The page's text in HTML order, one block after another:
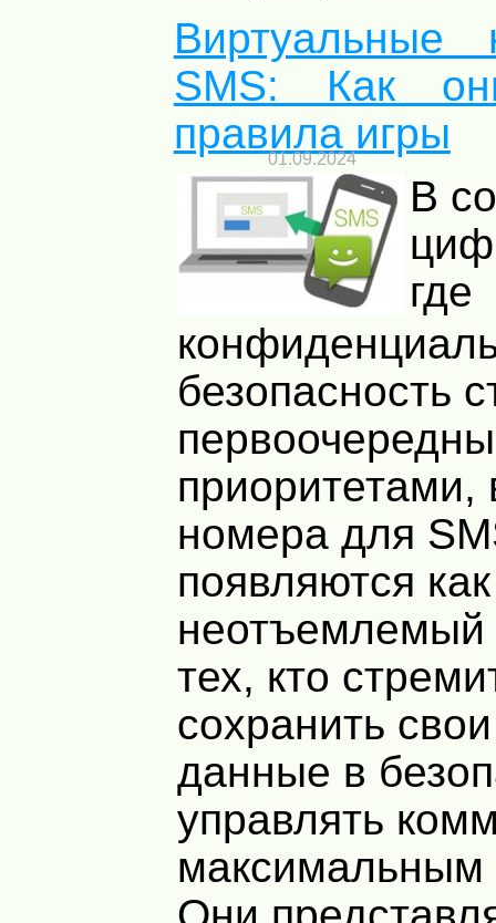
SMS: Как
правила игры
01.09.2024
В
где
безопасность
приоритетами,
номера для
появляются как
неотъемлемый
тех, кто
сохранить
данные в
управлять